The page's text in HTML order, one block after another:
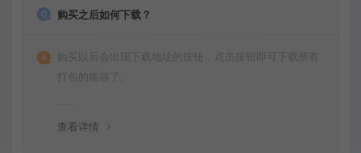
购买之后如何下载？
购买以后会出现下载地址的按钮，点击按钮即可下载所有
打包的能容了。
查看详情